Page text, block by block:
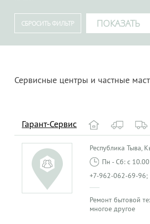
Сервисные центры и частные
Гарант-Сервис
Республика Тыва,
Пн - Сб: с
+7-962-062-69-
Ремонт бытовой
многое другое